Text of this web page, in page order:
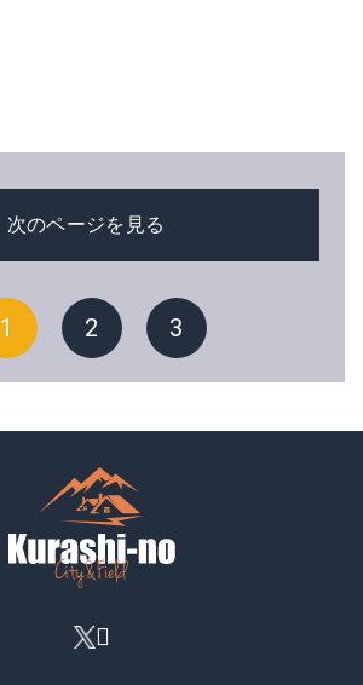
次のページを見る
1 2 3